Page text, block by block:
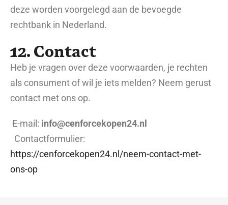
deze worden voorgelegd aan de bevoegde
rechtbank in Nederland.
12. Contact
Heb je vragen over deze voorwaarden, je rechten
als consument of wil je iets melden? Neem gerust
contact met ons op.
E-mail: info@cenforcekopen24.nl
Contactformulier:
https://cenforcekopen24.nl/neem-contact-met-
ons-op